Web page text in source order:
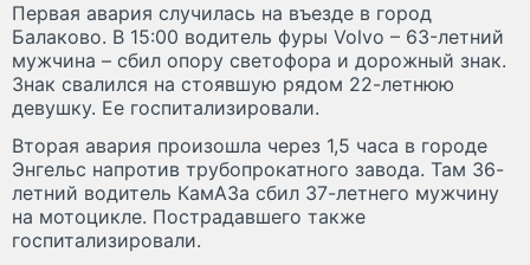
Первая авария случилась на въезде в город
Балаково. В 15:00 водитель фуры Volvo – 63-летний
мужчина – сбил опору светофора и дорожный знак.
Знак свалился на стоявшую рядом 22-летнюю
девушку. Ее госпитализировали.
Вторая авария произошла через 1,5 часа в городе
Энгельс напротив трубопрокатного завода. Там 36-
летний водитель КамАЗа сбил 37-летнего мужчину
на мотоцикле. Пострадавшего также
госпитализировали.